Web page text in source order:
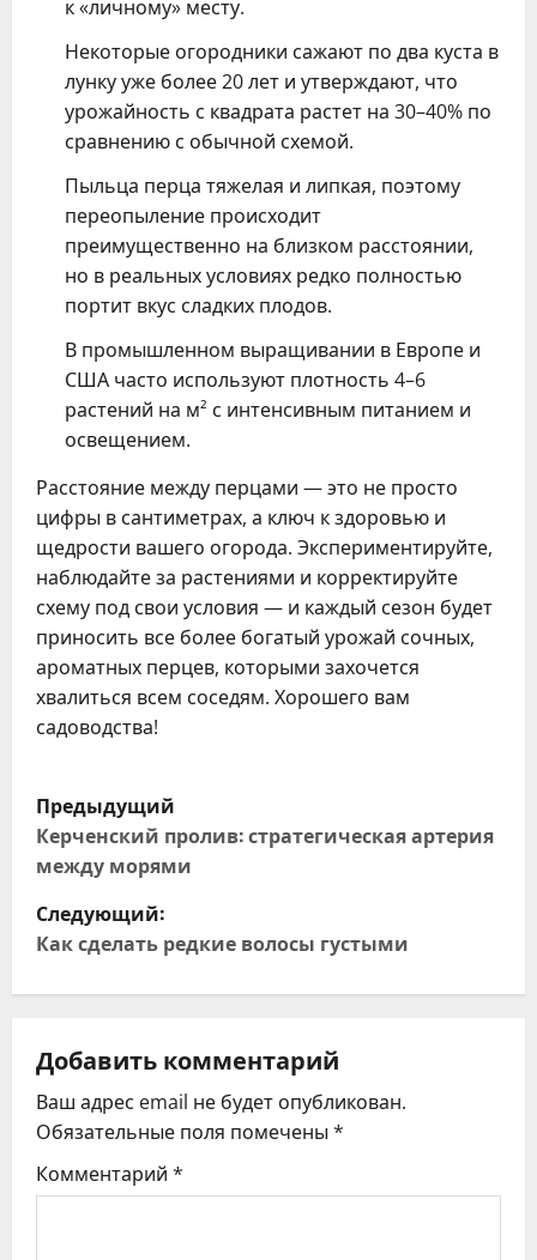
к «личному» месту.
Некоторые огородники сажают по два куста в
лунку уже более 20 лет и утверждают, что
урожайность с квадрата растет на 30–40% по
сравнению с обычной схемой.
Пыльца перца тяжелая и липкая, поэтому
переопыление происходит
преимущественно на близком расстоянии,
но в реальных условиях редко полностью
портит вкус сладких плодов.
В промышленном выращивании в Европе и
США часто используют плотность 4–6
растений на м² с интенсивным питанием и
освещением.
Расстояние между перцами — это не просто
цифры в сантиметрах, а ключ к здоровью и
щедрости вашего огорода. Экспериментируйте,
наблюдайте за растениями и корректируйте
схему под свои условия — и каждый сезон будет
приносить все более богатый урожай сочных,
ароматных перцев, которыми захочется
хвалиться всем соседям. Хорошего вам
садоводства!
Н
а
в
и
г
а
ц
и
я
Предыдущий
Керченский пролив: стратегическая артерия
между морями
Следующий:
Как сделать редкие волосы густыми
Добавить комментарий
Ваш адрес email не будет опубликован.
Обязательные поля помечены *
Комментарий *